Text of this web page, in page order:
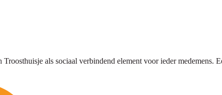
als sociaal verbindend element voor ieder medemens.